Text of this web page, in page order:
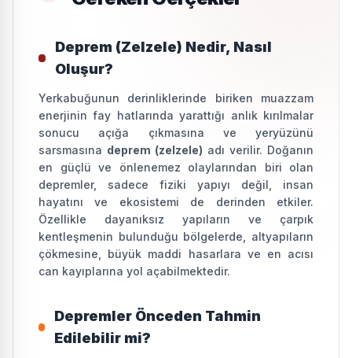
Deprem (Zelzele) Nedir, Nasıl
Oluşur?
Yerkabuğunun derinliklerinde biriken muazzam
enerjinin fay hatlarında yarattığı anlık kırılmalar
sonucu açığa çıkmasına ve yeryüzünü
sarsmasına deprem (zelzele) adı verilir. Doğanın
en güçlü ve önlenemez olaylarından biri olan
depremler, sadece fiziki yapıyı değil, insan
hayatını ve ekosistemi de derinden etkiler.
Özellikle dayanıksız yapıların ve çarpık
kentleşmenin bulunduğu bölgelerde, altyapıların
çökmesine, büyük maddi hasarlara ve en acısı
can kayıplarına yol açabilmektedir.
Depremler Önceden Tahmin
Edilebilir mi?